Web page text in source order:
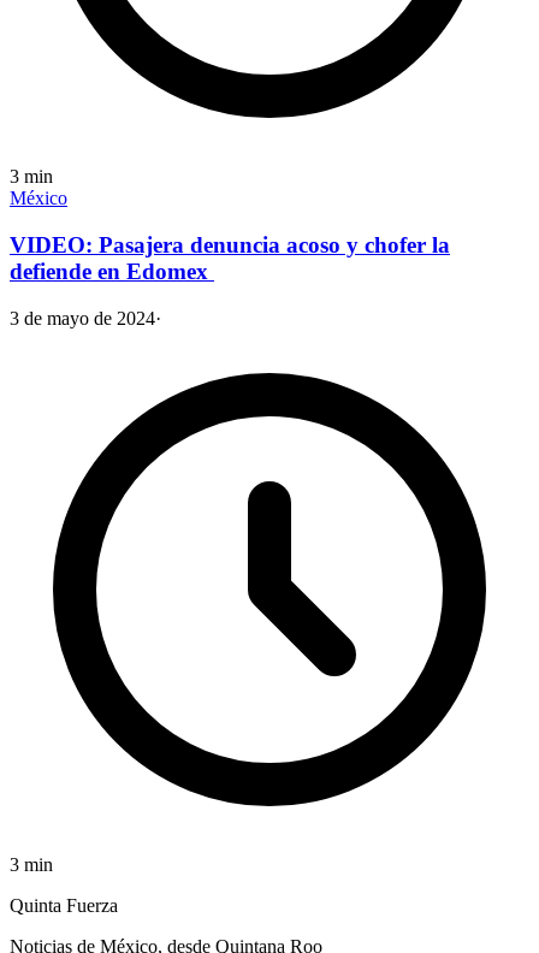
3 min
México
VIDEO: Pasajera denuncia acoso y chofer la
defiende en Edomex
3 de mayo de 2024·
3 min
Quinta Fuerza
Noticias de México, desde Quintana Roo